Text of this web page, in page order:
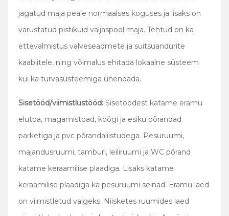
jagatud maja peale normaalses koguses ja lisaks on
varustatud pistikuid väljaspool maja. Tehtud on ka
ettevalmistus valveseadmete ja suitsuandurite
kaablitele, ning võimalus ehitada lokaalne süsteem
kui ka turvasüsteemiga ühendada.
Sisetööd/viimistlustööd: Sisetöödest katame eramu
elutoa, magamistoad, köögi ja esiku põrandad
parketiga ja pvc põrandaliistudega. Pesuruumi,
majandusruumi, tamburi, leiliruumi ja WC põrand
katame keraamilise plaadiga. Lisaks katame
keraamilise plaadiga ka pesuruumi seinad. Eramu laed
on viimistletud valgeks. Niisketes ruumides laed